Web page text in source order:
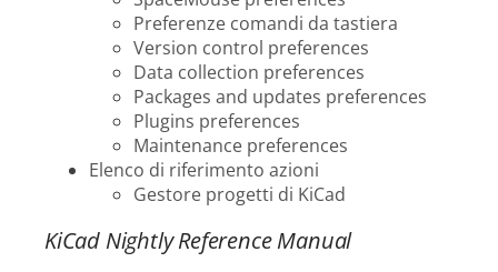
Preferenze comandi da tastiera
Version control preferences
Data collection preferences
Packages and updates preferences
Plugins preferences
Maintenance preferences
Elenco di riferimento azioni
Gestore progetti di KiCad
KiCad Nightly Reference Manual